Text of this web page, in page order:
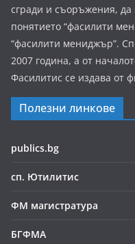
сгради и съоръжения,
понятието “фасилити
“фасилити мениджър”.
2007 година, а от
Фасилитис се издава от
Полезни линкове
publics.bg
сп. Ютилитис
ФМ магистратура
БГФМА